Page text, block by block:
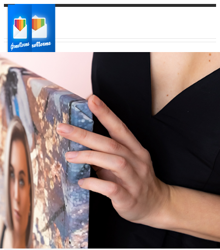
Ваш город:
Ваш регион доставки
Выберите из списка: